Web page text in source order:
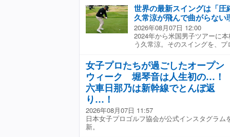
続けられているのはサポート
本当に。ありがとうございま
た。 今月１４日に３７歳を迎
ったゴルフが最近は楽しいか
ゴルフとの向き合い方もだい
し？頑張りたいなと思ってま
ｉｊｉカップに出場。前日に
何試合出られるのかなぁ」と
て３アンダーの２位でプレーし
行など現場からのホットな情
続く夏のゴルフで賢いマネジ
がり3ホールに強くなるアイテ
のゴルフ場は天候の関係でグ
は仕方のないこと。芝が元気
ある。女子プロたちがどんな
た。 「夏場の重いグリーンは
経験していると思います。カ
と思うと逆に大オーバーなん
は普段と違うストロークや感
す。出球の管理が難しくなり
スにつながる。タッチが合わ
うストロークで打っていると
世界の最新スイングは「圧
久常涼が飛んで曲がらない
2026年08月07日 12:00
2024年から米国男子ツアーに
う久常涼。そのスイングを、
た。 【連続写真】ダウンでボ
トで打つ 久常涼の300ヤー
のスイングを見ていると、時
ます。80年代、90年代に活躍
うな選手と、今のPGAツアー
う言葉になると思います。90
理由はシンプルです。胸の中
女子プロたちが過ごしたオープン
ウィーク 堀琴音は人生初の…！
六車日那乃は新幹線でとんぼ返
り…！
2026年08月07日 11:57
日本女子プロゴルフ協会が公式インスタグラム
新。